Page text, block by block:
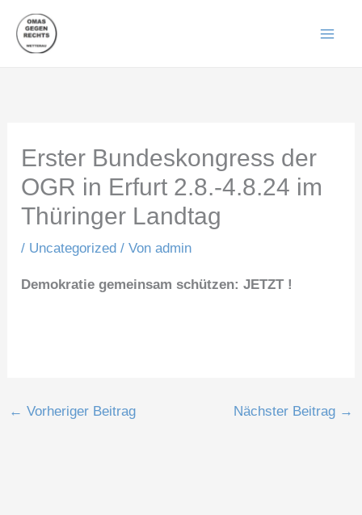
Inhalt
Erster Bundeskongress der
OGR in Erfurt 2.8.-4.8.24 im
Thüringer Landtag
/ Uncategorized / Vonadmin
Demokratie gemeinsam schützen: JETZT !
← Vorheriger Beitrag Nächster Beitrag →